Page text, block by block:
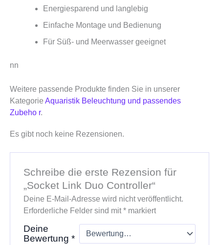
Energiesparend und langlebig
Einfache Montage und Bedienung
Für Süß- und Meerwasser geeignet
nn
Weitere passende Produkte finden Sie in unserer
Kategorie Aquaristik Beleuchtung und passendes
Zubeho r.
Es gibt noch keine Rezensionen.
Schreibe die erste Rezension für
„Socket Link Duo Controller“
Deine E-Mail-Adresse wird nicht veröffentlicht.
Erforderliche Felder sind mit*markiert
Deine
Bewertung *